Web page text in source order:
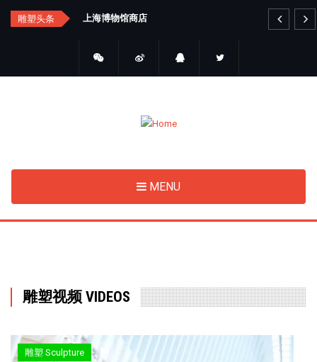
Skip
雕塑头条 艺品金属雕塑
MENU
雕塑视频 VIDEOS
雕塑 Sculpture